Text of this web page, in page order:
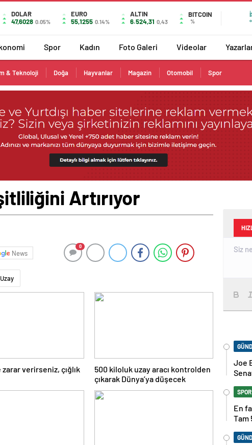
DOLAR
47,6028 0.05%
EURO
55,1255 0.14%
ALTIN
6.524,31 0,43
BITCOIN
%
°
Spor Kadın Foto Galeri Videolar
& Teknoloji Doğa Hayvanlar Magazin Otomobil Spor
Artırıyor
News
0
Uzay
verirseniz, çığlık
500 kiloluk uzay aracı kontrolden
çıkarak Dünya’ya düşecek
Joe
SPOR
En
Tam